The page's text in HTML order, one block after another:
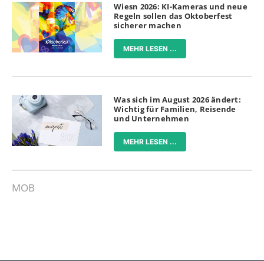
Wiesn 2026: KI-Kameras und neue
Regeln sollen das Oktoberfest
sicherer machen
MEHR LESEN ...
Was sich im August 2026 ändert:
Wichtig für Familien, Reisende
und Unternehmen
MEHR LESEN ...
MOB